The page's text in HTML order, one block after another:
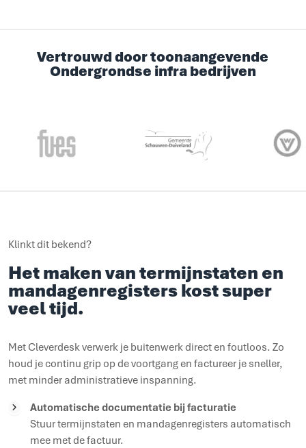
Vertrouwd door toonaangevende
Ondergrondse infra bedrijven
Klinkt dit bekend?
Het maken van termijnstaten en
mandagenregisters kost super
veel tijd.
Met Cleverdesk verwerk je buitenwerk direct en foutloos. Zo
houd je continu grip op de voortgang en factureer je sneller,
met minder administratieve inspanning.
Automatische documentatie bij facturatie
Stuur termijnstaten en mandagenregisters automatisch
mee met de factuur.